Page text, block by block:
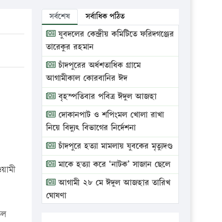
সর্বশেষ সর্বাধিক পঠিত
যুবদলের কেন্দ্রীয় কমিটিতে ফরিদগঞ্জের
তারেকুর রহমান
চাঁদপুরের অর্ধশতাধিক গ্রামে
আগামীকাল কোরবানির ঈদ
বৃহস্পতিবার পবিত্র ঈদুল আজহা
দোকানপাট ও শপিংমল খোলা রাখা
নিয়ে বিদ্যুৎ বিভাগের নির্দেশনা
চাঁদপুরে হত্যা মামলায় যুবকের মৃত্যুদণ্ড
মাকে হত্যা করে ‘নাটক’ সাজান ছেলে
আগামী ২৮ মে ঈদুল আজহার তারিখ
ঘোষণা